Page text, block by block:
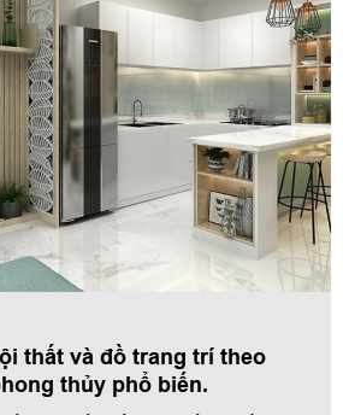
thất và đồ trang trí theo
thủy phổ biến.